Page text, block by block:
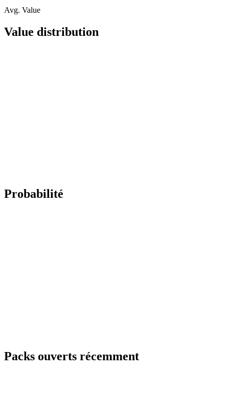
Avg. Value
Value distribution
Probabilité
Packs ouverts récemment